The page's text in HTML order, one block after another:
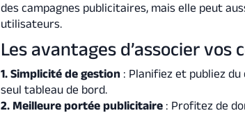
des campagnes publicitaires, mais elle peut
utilisateurs.
Les avantages d’associer vos
1. Simplicité de gestion : Planifiez et publiez
seul tableau de bord.
2. Meilleure portée publicitaire : Profitez de